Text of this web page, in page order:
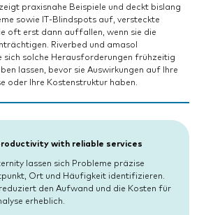
praxisnahe Beispiele und deckt bislang
sowie IT-Blindspots auf, versteckte
oft erst dann auffallen, wenn sie die
Riverbed und amasol
sich solche Herausforderungen frühzeitig
lassen, bevor sie Auswirkungen auf Ihre
oder Ihre Kostenstruktur haben.
with reliable services
lassen sich Probleme präzise
Ort und Häufigkeit identifizieren.
den Aufwand und die Kosten für
erheblich.